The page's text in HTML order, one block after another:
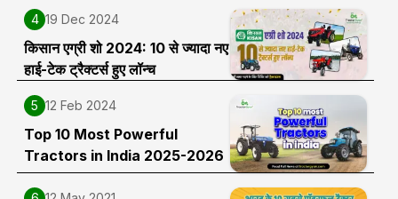
4 19 Dec 2024
किसान एग्री शो 2024: 10 से ज्यादा नए
हाई-टेक ट्रैक्टर्स हुए लॉन्च
5 12 Feb 2024
Top 10 Most Powerful
Tractors in India 2025-2026